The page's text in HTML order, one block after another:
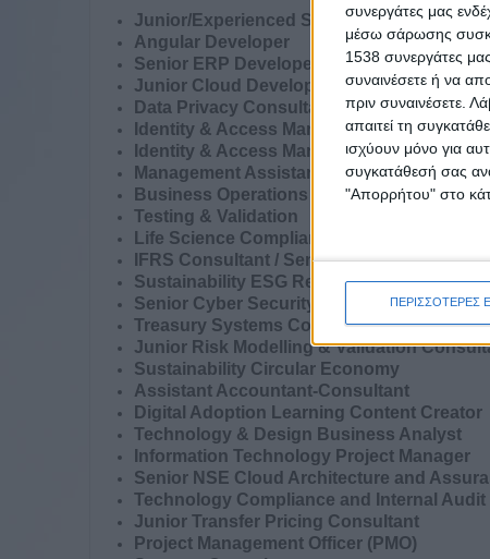
συνεργάτες μας
μέσω σάρωσης
1538 συνεργάτες
συναινέσετε ή να
πριν συναινέσετε.
απαιτεί τη
ισχύουν μόνο για
συγκατάθεσή σας
"Απορρήτου" στο
ΠΕΡΙΣΣΟΤΕΡΕΣ
Junior/Experienced SAP Developer
Angular Developer
Senior ERP Developer
Junior Cloud Developer
Data Privacy Consultant
Identity & Access Management Senior
Identity & Access Management Consultant
Management Assistant
Business Operations Supply Chain
Testing & Validation
Life Science Compliance
IFRS Consultant / Senior Consultant
Sustainability ESG Reporting
Senior Cyber Security - SAP Specialist
Treasury Systems Consultant
Junior Risk Modelling & Validation
Sustainability Circular Economy
Assistant Accountant-Consultant
Digital Adoption Learning Content Creator
Technology & Design Business Analyst
Information Technology Project Manager
Senior NSE Cloud Architecture and
Technology Compliance and Internal Audit
Junior Transfer Pricing Consultant
Project Management Officer (PMO)